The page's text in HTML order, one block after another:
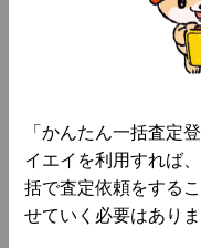
「かんたん一括査定登
イエイを利用すれば
括で査定依頼をする
せていく必要はありま